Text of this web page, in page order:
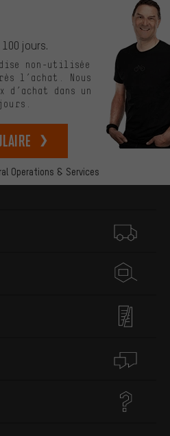
Operations & Services
jours.
non-utilisée
l’achat. Nous
dans un